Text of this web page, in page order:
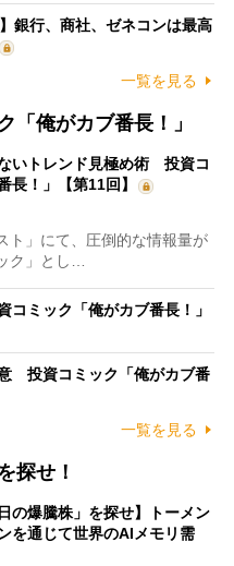
銀行、商社、ゼネコンは最高
一覧を見る
「俺がカブ番長！」
いトレンド見極め術 投資コ
長！」【第11回】
」にて、圧倒的な情報量が
ク」とし…
ミック「俺がカブ番長！」
投資コミック「俺がカブ番
一覧を見る
探せ！
の爆騰株」を探せ】トーメン
を通じて世界のAIメモリ需